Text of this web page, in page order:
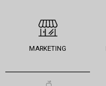
MARKETING